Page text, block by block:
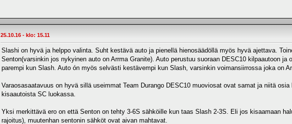
25.10.16 - klo: 15.11
Slashi on hyvä ja helppo valinta. Suht kestävä auto ja pienellä hienosäädöllä myös hyvä ajettava.
Senton(varsinkin jos nykyinen auto on Arrma Granite). Auto perustuu suoraan DESC10 kilpaautoon
parempi kun Slash. Auto ón myös selvästi kestävempi kun Slash, varsinkin voimansiirrossa joka on
Varaosasaatavuus on hyvä sillä useimmat Team Durango DESC10 muoviosat ovat samat ja niitä
kisaautoista SC luokassa.
Yksi merkittävä ero on että Senton on tehty 3-6S sähköille kun taas Slash 2-3S. Eli jos kisaamaan
rajoitus), muutenhan sentonin sähköt ovat aivan mahtavat.